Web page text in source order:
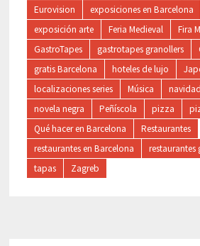
Eurovision
exposiciones en Barcelona
exposición arte
Feria Medieval
Fira
GastroTapes
gastrotapes granollers
gratis Barcelona
hoteles de lujo
localizaciones series
Música navidad
novela negra
Peñíscola pizza
Qué hacer en Barcelona
Restaurantes
restaurantes en Barcelona
restaurantes
tapas
Zagreb